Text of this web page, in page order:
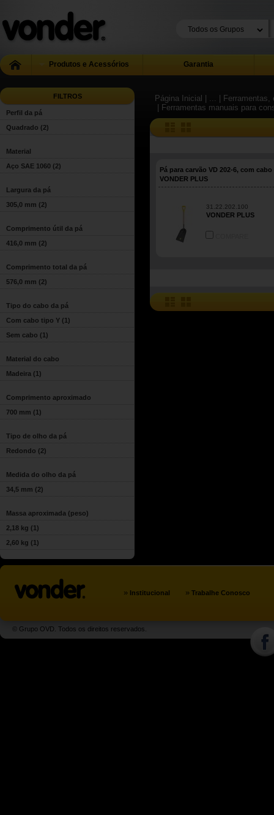
Produtos e Acessórios Garantia
FILTROS
Perfil da pá
Quadrado (2)
Material
Aço SAE 1060 (2)
Largura da pá
305,0 mm (2)
Comprimento útil da pá
416,0 mm (2)
Comprimento total da pá
576,0 mm (2)
Tipo do cabo da pá
Com cabo tipo Y (1)
Sem cabo (1)
Material do cabo
Madeira (1)
Comprimento aproximado
700 mm (1)
Tipo de olho da pá
Redondo (2)
Medida do olho da pá
34,5 mm (2)
Massa aproximada (peso)
2,18 kg (1)
2,60 kg (1)
Página Inicial | ...
|
| Ferramentas manuais para
Pá para carvão VD 202-6, com cabo
VONDER PLUS
31.22.202.100
VONDER PLUS
» Institucional » Trabalhe Conosco
© Grupo OVD. Todos os direitos reservados.